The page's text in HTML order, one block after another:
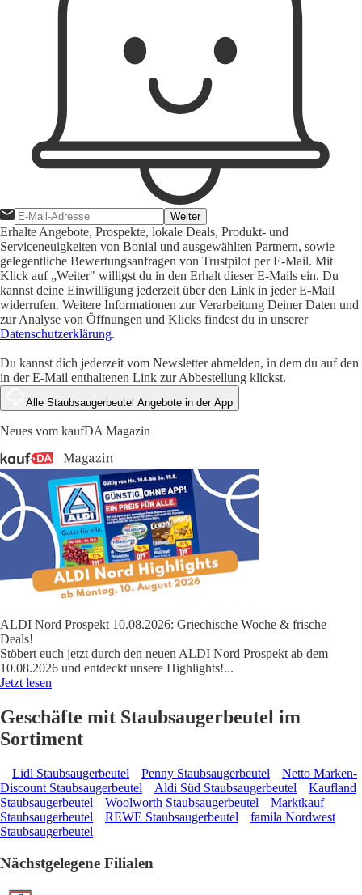
Weiter
Erhalte Angebote, Prospekte, lokale Deals, Produkt- und
Serviceneuigkeiten von Bonial und ausgewählten Partnern, sowie
gelegentliche Bewertungsanfragen von Trustpilot per E-Mail. Mit
Klick auf „Weiter" willigst du in den Erhalt dieser E-Mails ein. Du
kannst deine Einwilligung jederzeit über den Link in jeder E-Mail
widerrufen. Weitere Informationen zur Verarbeitung Deiner Daten und
zur Analyse von Öffnungen und Klicks findest du in unserer
Datenschutzerklärung.
Du kannst dich jederzeit vom Newsletter abmelden, in dem du auf den
in der E-Mail enthaltenen Link zur Abbestellung klickst.
Alle Staubsaugerbeutel Angebote in der App
Neues vom kaufDA Magazin
ALDI Nord Prospekt 10.08.2026: Griechische Woche & frische
Deals!
Stöbert euch jetzt durch den neuen ALDI Nord Prospekt ab dem
10.08.2026 und entdeckt unsere Highlights!...
Jetzt lesen
Geschäfte mit Staubsaugerbeutel im
Sortiment
Lidl Staubsaugerbeutel Penny Staubsaugerbeutel
Netto Marken-
Discount Staubsaugerbeutel
Aldi Süd Staubsaugerbeutel
Kaufland
Staubsaugerbeutel
Woolworth Staubsaugerbeutel
Marktkauf
Staubsaugerbeutel
REWE Staubsaugerbeutel
famila Nordwest
Staubsaugerbeutel
Nächstgelegene Filialen